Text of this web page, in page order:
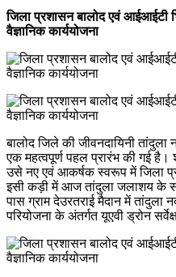
जिला प्रशासन बालोद एवं आईआईटी
वैज्ञानिक कार्ययोजना
बालोद जिले की जीवनदायिनी तांदुला
एक महत्वपूर्ण पहल प्रारंभ की गई है।
उसे नए एवं आकर्षक स्वरूप में जिला
इसी कड़ी में आज तांदुला जलाशय के
पास ग्राम देउरतराई मैदान में तांदुला
परियोजना के अंतर्गत यूएवी ड्रोन